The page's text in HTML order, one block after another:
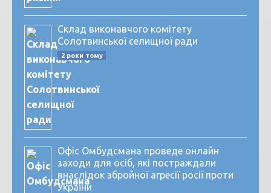
Склад виконавчого комітету
Солотвинської селищної ради
2 роки тому
Офіс Омбудсмана проведе онлайн
заходи для осіб, які постраждали
внаслідок збройної агресії росії проти
України